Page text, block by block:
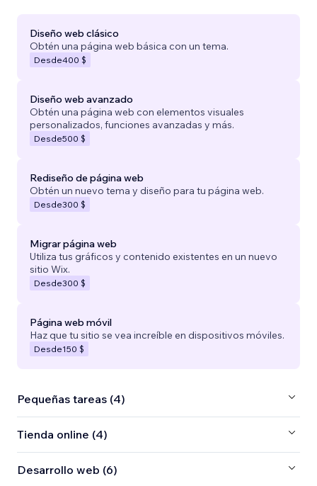
Diseño web clásico
Obtén una página web básica con un tema.
Desde400 $
Diseño web avanzado
Obtén una página web con elementos visuales
personalizados, funciones avanzadas y más.
Desde500 $
Rediseño de página web
Obtén un nuevo tema y diseño para tu página web.
Desde300 $
Migrar página web
Utiliza tus gráficos y contenido existentes en un nuevo
sitio Wix.
Desde300 $
Página web móvil
Haz que tu sitio se vea increíble en dispositivos móviles.
Desde150 $
Pequeñas tareas (4)
Tienda online (4)
Desarrollo web (6)